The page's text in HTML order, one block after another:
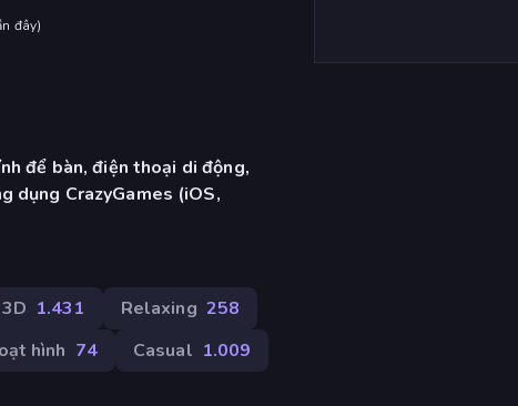
đây)
để bàn, điện thoại di động,
dụng CrazyGames (iOS,
3D 1.431 Relaxing 258
hình 74 Casual 1.009